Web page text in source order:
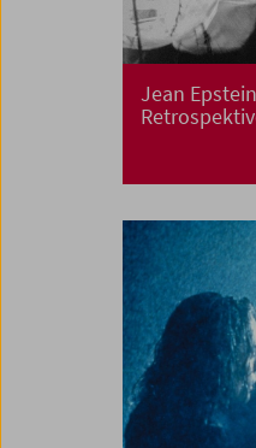
Jean Epstein